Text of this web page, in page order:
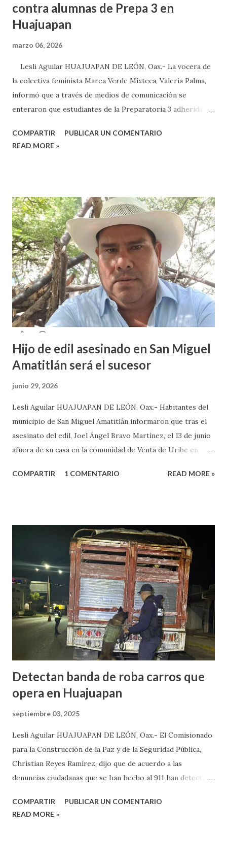
contra alumnas de Prepa 3 en
Huajuapan
marzo 06, 2026
Lesli Aguilar HUAJUAPAN DE LEÓN, Oax.- La vocera de
la colectiva feminista Marea Verde Mixteca, Valeria Palma,
informó que a través de medios de comunicación se
enteraron que estudiantes de la Preparatoria 3 adherida a
colocado un tendedero de denuncias por el tema de acoso
la colectiva acudieron a la Prepa 3 a recibir las denuncias de
acosos sexual por parte de sus profesores sin que las
autoridades educativas hicieran nada. Valeria Palma informó
que durante los 5 años que llevan realizando la marcha
feminista la Escuela Preparatoria 3 es una de las escuelas
que más denuncias recibe por tema de acosos sexual, por lo
que decidieron acudir a la institución y acuerpar a las e...
COMPARTIR
PUBLICAR UN COMENTARIO
READ MORE »
Hijo de edil asesinado en San Miguel
Amatitlán será el sucesor
junio 29, 2026
Lesli Aguilar HUAJUAPAN DE LEÓN, Oax.- Habitantes del
municipio de San Miguel Amatitlán informaron que tras el
asesinato del edil, Joel Ángel Bravo Martínez, el 13 de junio
afuera de su casa en la comunidad de Venta de Uribe en
el que tome protesta para poder concluir el gobierno
día, quien sacó un arma de fuego y disparo contra él, por lo
que las lesiones provocadas por este ataque armado
originaron que el edil perdiera la vida en el lugar. Además,
el presidente municipal el 6 de mayo venía viajando sobre la
carretera Huajuapan-Puebla a la altura del municipio de
Petlalcingo , Puebla, cuando sujetos fuertemente armados
lo bajaron de sus camioneta y los secuestraron con fines de
extorsión, donde le pedían una can...
COMPARTIR 1 COMENTARIO READ MORE »
Detectan banda de roba carros que
opera en Huajuapan
septiembre 03, 2025
Lesli Aguilar HUAJUAPAN DE LEÓN, Oax.- El Comisionado
para la Construcción de la Paz y de la Seguridad Pública,
Christian Reyes Ramírez, dijo que de acuerdo a las
denuncias ciudadanas que se han hecho al 911 han detectado
dedican a robar carros y motocicletas, los cuales, operan en
COMPARTIR
PUBLICAR UN COMENTARIO
READ MORE »